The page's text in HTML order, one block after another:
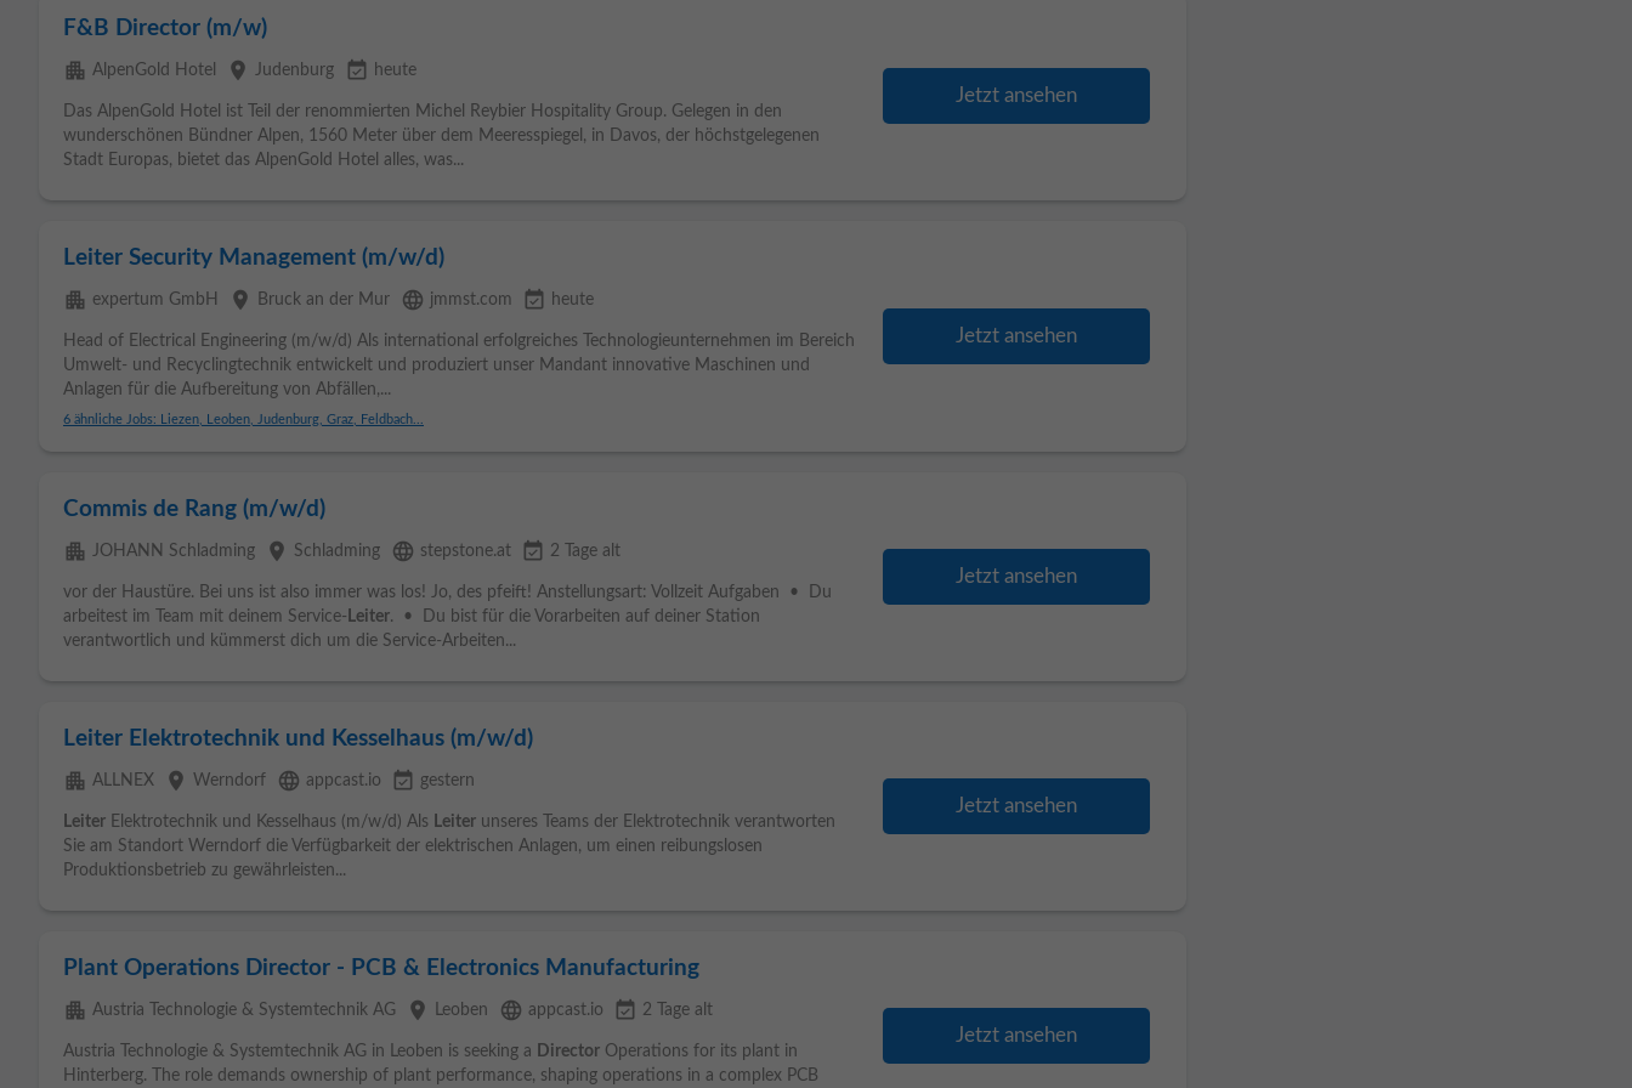
F&B Director (m/w)
apartment AlpenGold Hotel place Judenburg event_available heute
Das AlpenGold Hotel ist Teil der renommierten Michel Reybier Hospitality Group. Gelegen in den
wunderschönen Bündner Alpen, 1560 Meter über dem Meeresspiegel, in Davos, der höchstgelegenen
Stadt Europas, bietet das AlpenGold Hotel alles, was...
Jetzt ansehen
Leiter Security Management (m/w/d)
apartment expertum GmbH place Bruck an der Mur language jmmst.com event_available heute
Head of Electrical Engineering (m/w/d) Als international erfolgreiches Technologieunternehmen im Bereich
Umwelt- und Recyclingtechnik entwickelt und produziert unser Mandant innovative Maschinen und
Anlagen für die Aufbereitung von Abfällen,...
6 ähnliche Jobs: Liezen, Leoben, Judenburg, Graz, Feldbach...
Jetzt ansehen
Commis de Rang (m/w/d)
apartment JOHANN Schladming place Schladming language stepstone.at event_available 2 Tage alt
vor der Haustüre. Bei uns ist also immer was los! Jo, des pfeift! Anstellungsart: Vollzeit Aufgaben • Du
arbeitest im Team mit deinem Service- Leiter. • Du bist für die Vorarbeiten auf deiner Station
verantwortlich und kümmerst dich um die Service-Arbeiten...
Jetzt ansehen
Leiter Elektrotechnik und Kesselhaus (m/w/d)
apartment ALLNEX place Werndorf language appcast.io event_available gestern
Leiter Elektrotechnik und Kesselhaus (m/w/d) Als Leiter unseres Teams der Elektrotechnik verantworten
Sie am Standort Werndorf die Verfügbarkeit der elektrischen Anlagen, um einen reibungslosen
Produktionsbetrieb zu gewährleisten...
Jetzt ansehen
Plant Operations Director - PCB & Electronics Manufacturing
apartment Austria Technologie & Systemtechnik AG place Leoben language appcast.io event_available 2 Tage alt
Austria Technologie & Systemtechnik AG in Leoben is seeking a Director Operations for its plant in
Hinterberg. The role demands ownership of plant performance, shaping operations in a complex PCB
Jetzt ansehen